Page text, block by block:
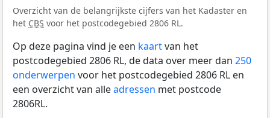
Overzicht van de belangrijkste cijfers van het Kadaster en
het CBS voor het postcodegebied 2806 RL.
Op deze pagina vind je een kaartvan het
postcodegebied 2806 RL, de data over meer dan 250
onderwerpen voor het postcodegebied 2806 RL en
een overzicht van alleadressen met postcode
2806RL.